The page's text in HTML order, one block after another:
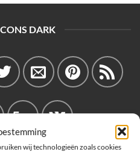
wij technologieën zoals cookies
DARK